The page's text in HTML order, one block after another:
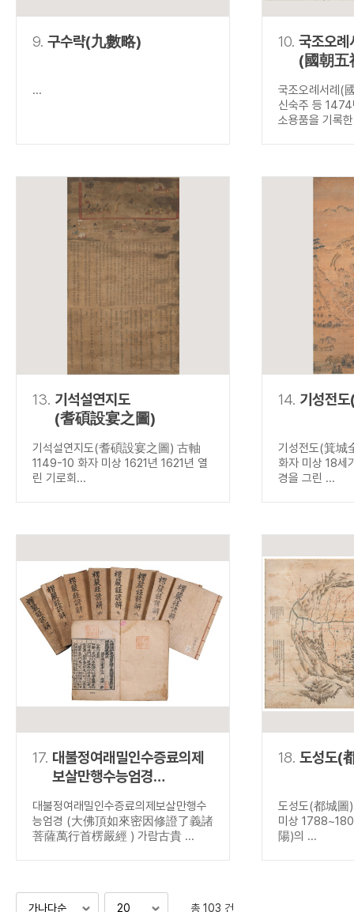
9. 구수략(九數略)
...
10. 국조오례
(國朝五
국조오례서례(
신숙주 등
소용품을 기록
13. 기석설연지도
(耆碩設宴之圖)
기석설연지도(耆碩設宴之圖) 古軸
1149-10 화자 미상 1621년 1621년 열
린 기로회...
14. 기성전
기성전도(箕
화자 미상 18세
경을 그린 ...
17. 대불정여래밀인수증료의제
보살만행수능엄경
義諸菩薩萬行首楞嚴經 )
대불정여래밀인수증료의제보살만행수
능엄경 (大佛頂如來密因修證了義諸
菩薩萬行首楞嚴經 ) 가람古貴 ...
18. 도성도(
도성도(都城
미상
陽)의 ...
총 103 건